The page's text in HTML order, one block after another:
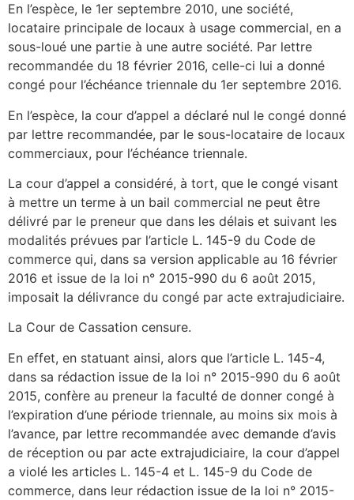
En l’espèce, le 1er septembre 2010, une société,
locataire principale de locaux à usage commercial, en a
sous-loué une partie à une autre société. Par lettre
recommandée du 18 février 2016, celle-ci lui a donné
congé pour l’échéance triennale du 1er septembre 2016.
En l’espèce, la cour d’appel a déclaré nul le congé donné
par lettre recommandée, par le sous-locataire de locaux
commerciaux, pour l’échéance triennale.
La cour d’appel a considéré, à tort, que le congé visant
à mettre un terme à un bail commercial ne peut être
délivré par le preneur que dans les délais et suivant les
modalités prévues par l’article L. 145-9 du Code de
commerce qui, dans sa version applicable au 16 février
2016 et issue de la loi n° 2015-990 du 6 août 2015,
imposait la délivrance du congé par acte extrajudiciaire.
La Cour de Cassation censure.
En effet, en statuant ainsi, alors que l’article L. 145-4,
dans sa rédaction issue de la loi n° 2015-990 du 6 août
2015, confère au preneur la faculté de donner congé à
l’expiration d’une période triennale, au moins six mois à
l’avance, par lettre recommandée avec demande d’avis
de réception ou par acte extrajudiciaire, la cour d’appel
a violé les articles L. 145-4 et L. 145-9 du Code de
commerce, dans leur rédaction issue de la loi n° 2015-